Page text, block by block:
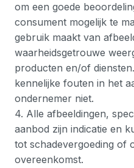
om een goede
consument mogelijk te
gebruik maakt van
waarheidsgetrouwe
producten en/of
kennelijke fouten in het
ondernemer niet.
4. Alle afbeeldingen,
aanbod zijn indicatie en
tot schadevergoeding of
overeenkomst.